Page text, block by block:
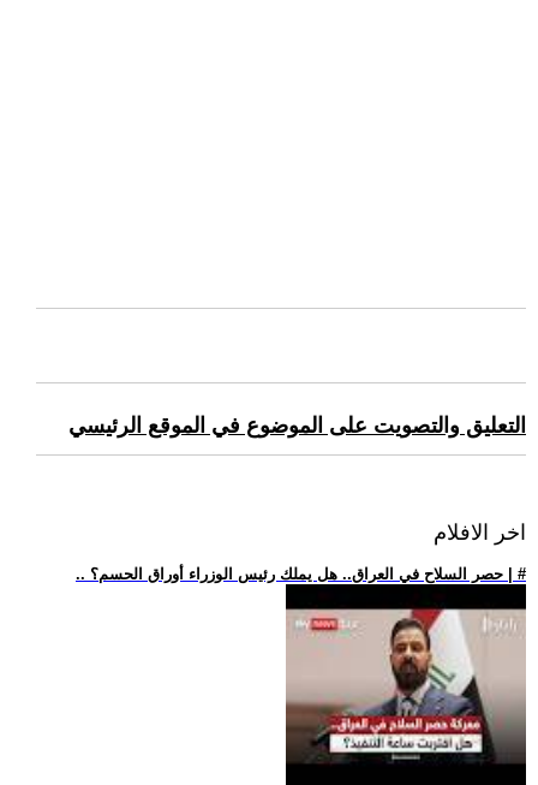
التعليق والتصويت على الموضوع في الموقع الرئيسي
اخر الافلام
.. حصر السلاح في العراق.. هل يملك رئيس الوزراء أوراق الحسم؟ | #